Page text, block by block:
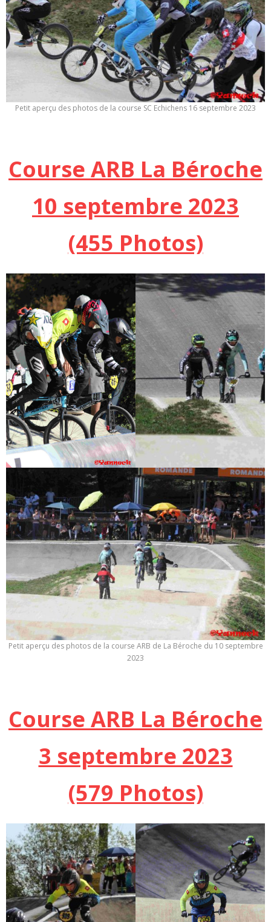
Petit aperçu des photos de la course SC Echichens 16 septembre 2023
Course ARB La Béroche
10 septembre 2023
(455 Photos)
Petit aperçu des photos de la course ARB de La Béroche du 10 septembre
2023
Course ARB La Béroche
3 septembre 2023
(579 Photos)